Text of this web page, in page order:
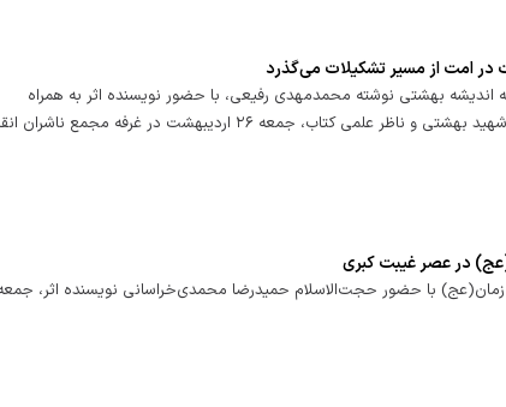
در امت از مسیر تشکیلات می‌گذرد
بهشتی نوشته محمدمهدی رفیعی، با حضور نویسنده اثر به همراه
ملوک‌السادات بهشتی و حامد نیک‌نهاد، عضو هیأت‌ علمی دانشگاه شهید بهشتی و ناظر علمی کتاب، جمعه ۲۶ اردیبهشت در غرفه مجمع
در عصر غیبت کبری